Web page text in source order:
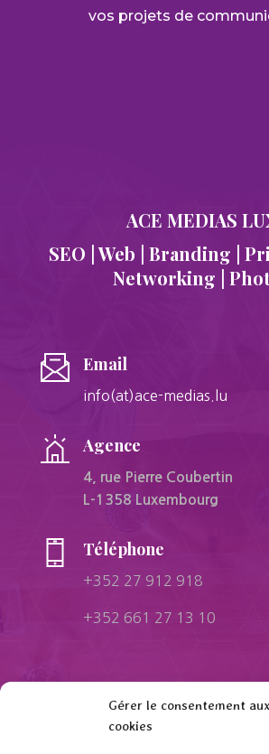
Gérer le consentement aux
cookies
vos projets de
ACE MEDIAS
SEO | Web | Branding |
Networking |
Email
info(at)ace-medias.lu
Agence
4, rue Pierre Coubertin
L-1358 Luxembourg
Téléphone
+352 27 912 918
+352 661 27 13 10